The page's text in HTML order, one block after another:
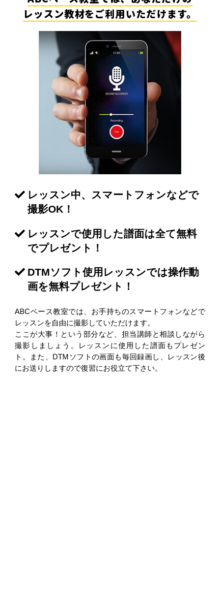
レッスン教材をご利用いただけます。
レッスン中、スマートフォンなどで
撮影OK！
レッスンで使用した譜面は全て無料
でプレゼント！
DTMソフト使用レッスンでは操作動
画を無料プレゼント！
ABCベース教室では、お手持ちのスマートフォンなどで
レッスンを自由に撮影していただけます。
ここが大事！という部分など、担当講師と相談しながら
撮影しましょう。レッスンに使用した譜面もプレゼン
ト。また、DTMソフトの画面も毎回録画し、レッスン後
にお送りしますので復習にお役立て下さい。